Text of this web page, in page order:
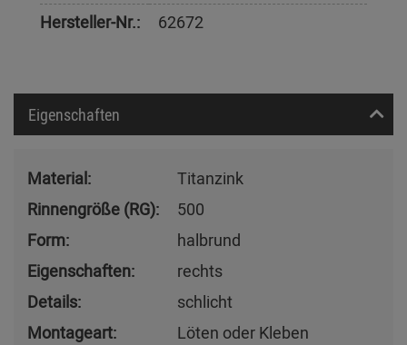
Hersteller-Nr.: 62672
Eigenschaften
Material:
Titanzink
Rinnengröße (RG):
500
Form:
halbrund
Eigenschaften:
rechts
Details:
schlicht
Montageart:
Löten oder Kleben